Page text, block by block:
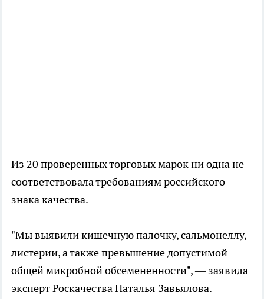
Из 20 проверенных торговых марок ни одна не
соответствовала требованиям российского
знака качества.
"Мы выявили кишечную палочку, сальмонеллу,
листерии, а также превышение допустимой
общей микробной обсемененности", — заявила
эксперт Роскачества Наталья Завьялова.